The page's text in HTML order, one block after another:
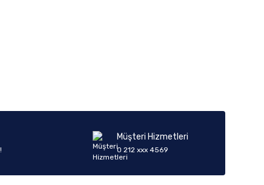
Müşteri Hizmetleri
0 212 xxx 4569